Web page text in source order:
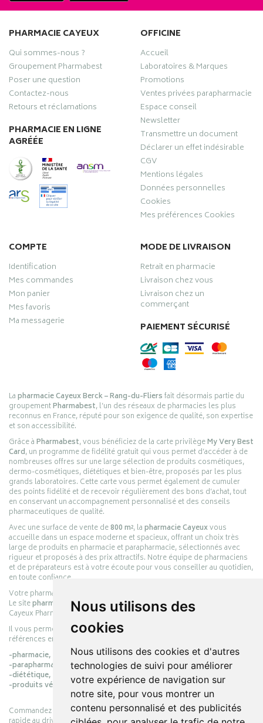
Nous utilisons des
cookies
Nous utilisons des cookies et d'autres
technologies de suivi pour améliorer
votre expérience de navigation sur
notre site, pour vous montrer un
contenu personnalisé et des publicités
PHARMACIE CAYEUX
Qui sommes-nous ?
Groupement Pharmabest
Poser une question
Contactez-nous
Retours et réclamations
PHARMACIE EN LIGNE
AGRÉÉE
OFFICINE
Accueil
Laboratoires & Marques
Promotions
Ventes privées parapharmacie
Espace conseil
Newsletter
Transmettre un document
Déclarer un effet indésirable
CGV
Mentions légales
Données personnelles
Cookies
Mes préférences Cookies
COMPTE
Identification
Mes commandes
Mon panier
Mes favoris
Ma messagerie
MODE DE LIVRAISON
Retrait en pharmacie
Livraison chez vous
Livraison chez un
commerçant
PAIEMENT SÉCURISÉ
Lapharmacie Cayeux Berck – Rang-du-Fliersfait désormais partie du
groupementPharmabest, l’un des réseaux de pharmacies les plus
reconnus en France, réputé pour son exigence de qualité, son expertise
et son accessibilité.
Grâce àPharmabest, vous bénéficiez de la carte privilègeMy Very Best
Card, un programme de fidélité gratuit qui vous permet d’accéder à de
nombreuses offres sur une large sélection de produits cosmétiques,
dermo-cosmétiques, diététiques et bien-être, proposés par les plus
grands laboratoires. Cette carte vous permet également de cumuler
des points fidélité et de recevoir régulièrement des bons d’achat, tout
en conservant un accompagnement personnalisé et des conseils
pharmaceutiques de qualité.
Avec une surface de vente de800 m², lapharmacie Cayeuxvous
accueille dans un espace moderne et spacieux, offrant un choix très
large de produits en pharmacie et parapharmacie, sélectionnés avec
rigueur et proposés à des prix attractifs. Notre équipe de pharmaciens
et de préparateurs est à votre écoute pour vous conseiller au quotidien,
en toute confiance.
Votre pharmacie en ligne :
Le sitepharmacie-cayeux.frest le prolongement digital de la pharmacie
Cayeux Pharmabest Berck-sur-Mer – Rang-du-Fliers.
Il vous permet de réaliser vos achats en ligne parmi des milliers de
références en :
-pharmacie,
-parapharmacie,
-diététique,
-produits vétérinaires.
Commandez simplement vos produits en ligne et choisissez le retrait